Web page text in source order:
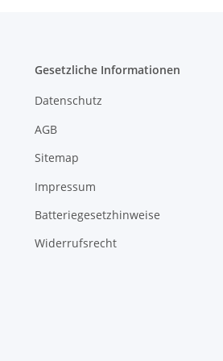
Gesetzliche Informationen
Datenschutz
AGB
Sitemap
Impressum
Batteriegesetzhinweise
Widerrufsrecht